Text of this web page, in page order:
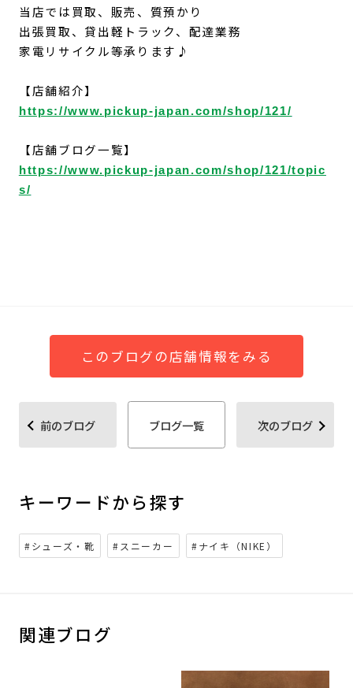
当店では買取、販売、質預かり
出張買取、貸出軽トラック、配達業務
家電リサイクル等承ります♪
【店舗紹介】
https://www.pickup-japan.com/shop/121/
【店舗ブログ一覧】
https://www.pickup-japan.com/shop/121/topic
s/
このブログの店舗情報をみる
前のブログ ブログ一覧 次のブログ
キーワードから探す
#シューズ・靴 #スニーカー #ナイキ（NIKE）
関連ブログ